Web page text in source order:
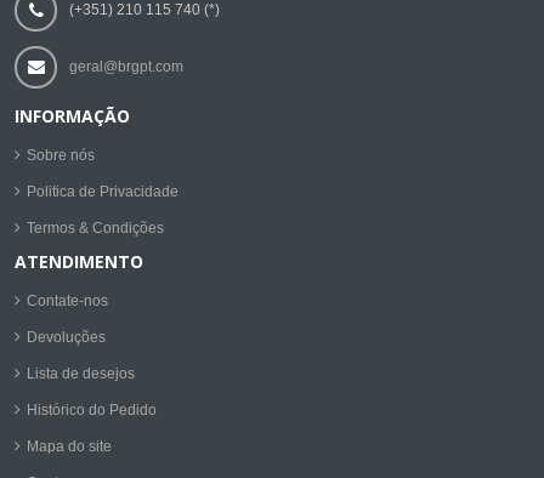
(+351) 210 115 740 (*)
geral@brgpt.com
INFORMAÇÃO
Sobre nós
Politica de Privacidade
Termos & Condições
ATENDIMENTO
Contate-nos
Devoluções
Lista de desejos
Histórico do Pedido
Mapa do site